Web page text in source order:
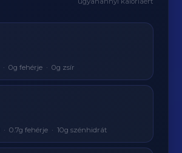
0g fehérje · 0g zsír
0.7g fehérje · 10g szénhidrát